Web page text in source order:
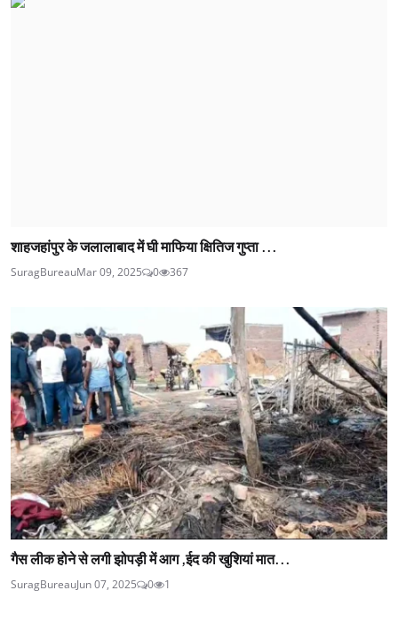
शाहजहांपुर के जलालाबाद में घी माफिया क्षितिज गुप्ता ...
SuragBureauMar 09, 2025 0 367
गैस लीक होने से लगी झोपड़ी में आग ,ईद की खुशियां मात...
SuragBureauJun 07, 2025 0 1